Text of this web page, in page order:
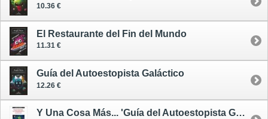
10.36 €
El Restaurante del Fin del Mundo
11.31 €
Guía del Autoestopista Galáctico
12.26 €
Y Una Cosa Más... 'Guía del Autoestopista Galáctico' de Douglas Adams